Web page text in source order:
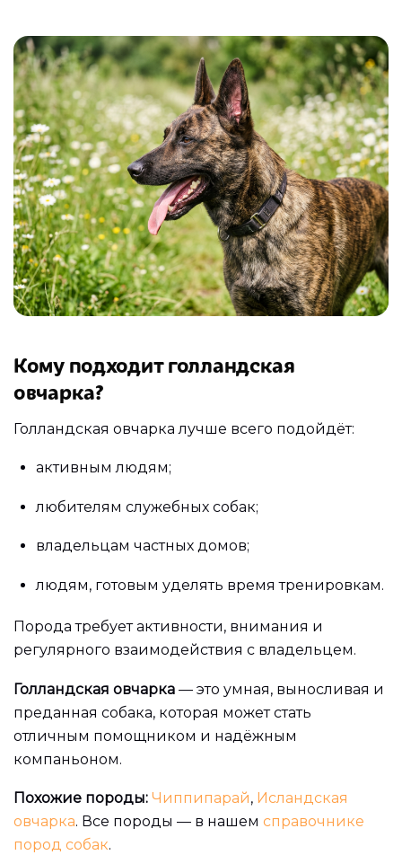
Кому подходит голландская
овчарка?
Голландская овчарка лучше всего подойдёт:
активным людям;
любителям служебных собак;
владельцам частных домов;
людям, готовым уделять время тренировкам.
Порода требует активности, внимания и
регулярного взаимодействия с владельцем.
Голландская овчарка — это умная, выносливая и
преданная собака, которая может стать
отличным помощником и надёжным
компаньоном.
Похожие породы: Чиппипарай, Исландская
овчарка. Все породы — в нашем справочнике
пород собак.